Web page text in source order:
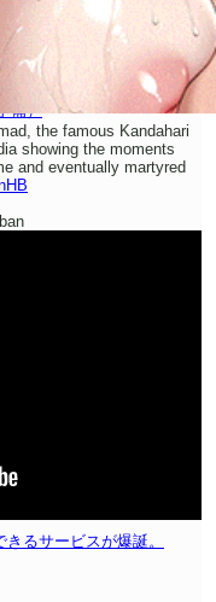
備）
the famous Kandahari
showing the moments
and eventually martyred
るサービスが爆誕。